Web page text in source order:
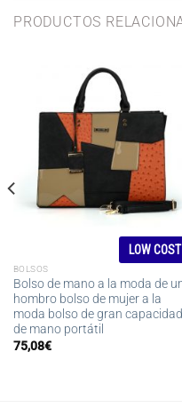
PRODUCTOS
LOW COST
BOLSOS
Bolso de mano a la moda de
hombro bolso de mujer a la
moda bolso de gran capacidad
de mano portátil
75,08€